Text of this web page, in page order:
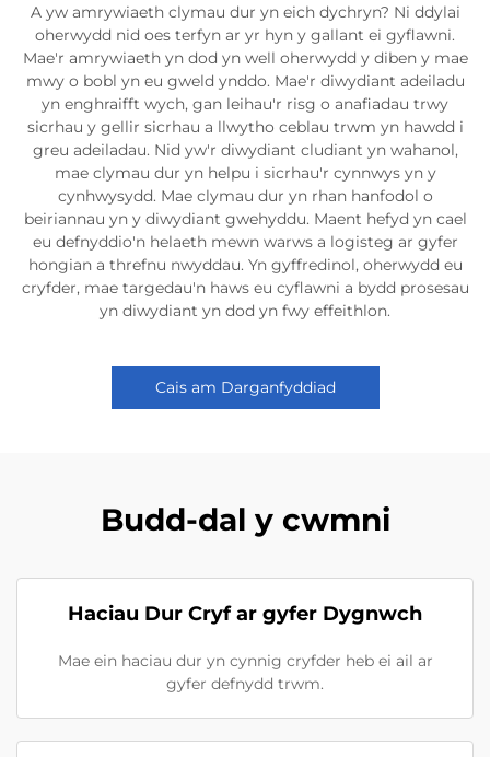
A yw amrywiaeth clymau dur yn eich dychryn? Ni ddylai
oherwydd nid oes terfyn ar yr hyn y gallant ei gyflawni.
Mae'r amrywiaeth yn dod yn well oherwydd y diben y mae
mwy o bobl yn eu gweld ynddo. Mae'r diwydiant adeiladu
yn enghraifft wych, gan leihau'r risg o anafiadau trwy
sicrhau y gellir sicrhau a llwytho ceblau trwm yn hawdd i
greu adeiladau. Nid yw'r diwydiant cludiant yn wahanol,
mae clymau dur yn helpu i sicrhau'r cynnwys yn y
cynhwysydd. Mae clymau dur yn rhan hanfodol o
beiriannau yn y diwydiant gwehyddu. Maent hefyd yn cael
eu defnyddio'n helaeth mewn warws a logisteg ar gyfer
hongian a threfnu nwyddau. Yn gyffredinol, oherwydd eu
cryfder, mae targedau'n haws eu cyflawni a bydd prosesau
yn diwydiant yn dod yn fwy effeithlon.
Cais am Darganfyddiad
Budd-dal y cwmni
Haciau Dur Cryf ar gyfer Dygnwch
Mae ein haciau dur yn cynnig cryfder heb ei ail ar
gyfer defnydd trwm.